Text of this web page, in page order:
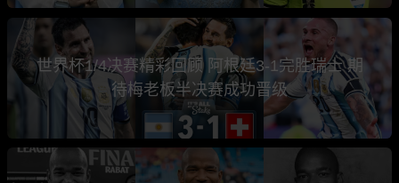
世界杯1/4决赛精彩回顾 阿根廷3-1完胜瑞士 期
待梅老板半决赛成功晋级